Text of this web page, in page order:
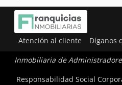
Atención al cliente Díganos
Inmobiliaria de
Responsabilidad Social